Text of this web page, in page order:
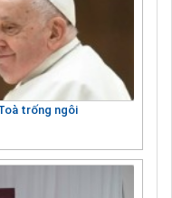
trống ngôi